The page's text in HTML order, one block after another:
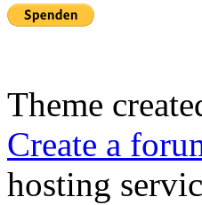
Theme
Create a
hosting